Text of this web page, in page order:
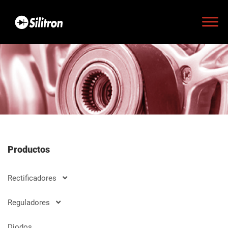
Productos
Rectificadores
Reguladores